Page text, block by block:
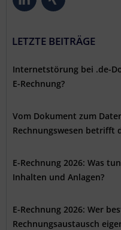
LETZTE BEITRÄGE
Internetstörung bei .de-
E-Rechnung?
Vom Dokument zum
Rechnungswesen betrifft
E-Rechnung 2026: Was
Inhalten und Anlagen?
E-Rechnung 2026: Wer
Rechnungsaustausch